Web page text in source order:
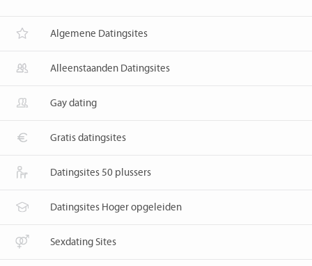
Algemene Datingsites
Alleenstaanden Datingsites
Gay dating
Gratis datingsites
Datingsites 50 plussers
Datingsites Hoger opgeleiden
Sexdating Sites